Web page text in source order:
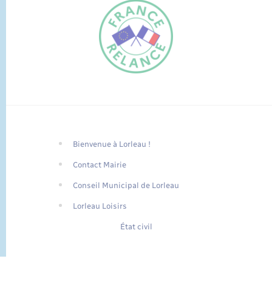
Traduction du
FR
Bienvenue à Lorleau !
Contact Mairie
Conseil Municipal de Lorleau
Lorleau Loisirs
État civil